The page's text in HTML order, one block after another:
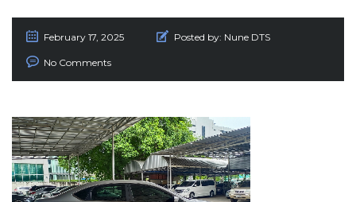
February 17, 2025 Posted by: Nune DTS
No Comments